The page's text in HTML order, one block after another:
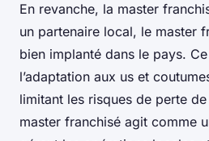
En revanche, la master
un partenaire local, le master
bien implanté dans le pays.
l’adaptation aux us et
limitant les risques de perte
master franchisé agit comme